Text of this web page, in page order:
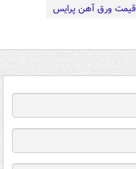
قیمت ورق آهن پرایس